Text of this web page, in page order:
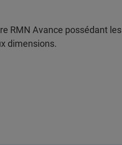
RMN Avance possédant les
dimensions.